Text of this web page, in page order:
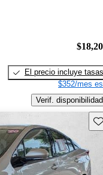
El precio incluye tasas
$352/mes
Verif. disponibilidad